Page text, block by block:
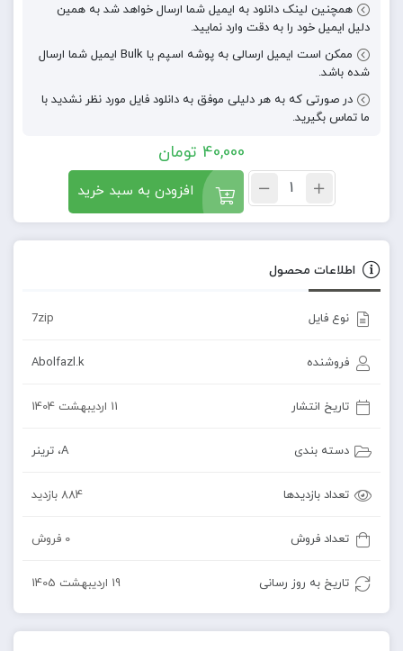
همچنین لینک دانلود به ایمیل شما ارسال خواهد شد به همین
دلیل ایمیل خود را به دقت وارد نمایید.
ممکن است ایمیل ارسالی به پوشه اسپم یا Bulk ایمیل شما ارسال
شده باشد.
در صورتی که به هر دلیلی موفق به دانلود فایل مورد نظر نشدید با
ما تماس بگیرید.
40,000 تومان
افزودن به سبد خرید
اطلاعات محصول
نوع فایل 7zip
فروشنده Abolfazl.k
تاریخ انتشار 11 اردیبهشت 1404
دسته بندی A، ترینر
تعداد بازدیدها 884 بازدید
تعداد فروش 0 فروش
تاریخ به روز رسانی 19 اردیبهشت 1405